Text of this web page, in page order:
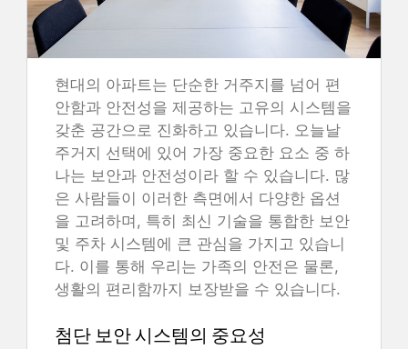
현대의 아파트는 단순한 거주지를 넘어 편
안함과 안전성을 제공하는 고유의 시스템을
갖춘 공간으로 진화하고 있습니다. 오늘날
주거지 선택에 있어 가장 중요한 요소 중 하
나는 보안과 안전성이라 할 수 있습니다. 많
은 사람들이 이러한 측면에서 다양한 옵션
을 고려하며, 특히 최신 기술을 통합한 보안
및 주차 시스템에 큰 관심을 가지고 있습니
다. 이를 통해 우리는 가족의 안전은 물론,
생활의 편리함까지 보장받을 수 있습니다.
첨단 보안 시스템의 중요성